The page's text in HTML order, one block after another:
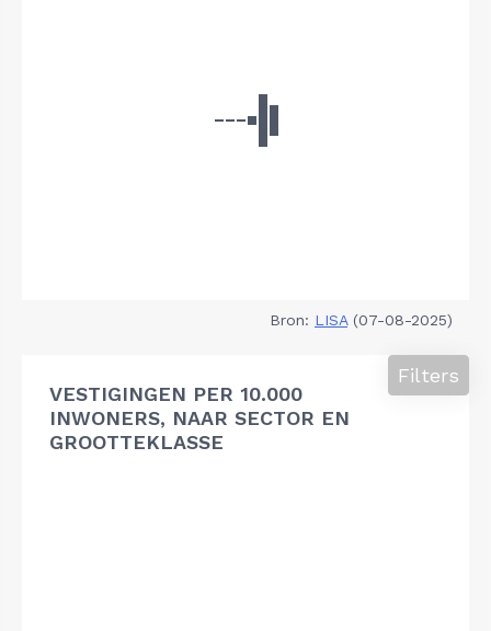
Bron: LISA(07-08-2025)
VESTIGINGEN PER 10.000
INWONERS, NAAR SECTOR EN
GROOTTEKLASSE
Filters